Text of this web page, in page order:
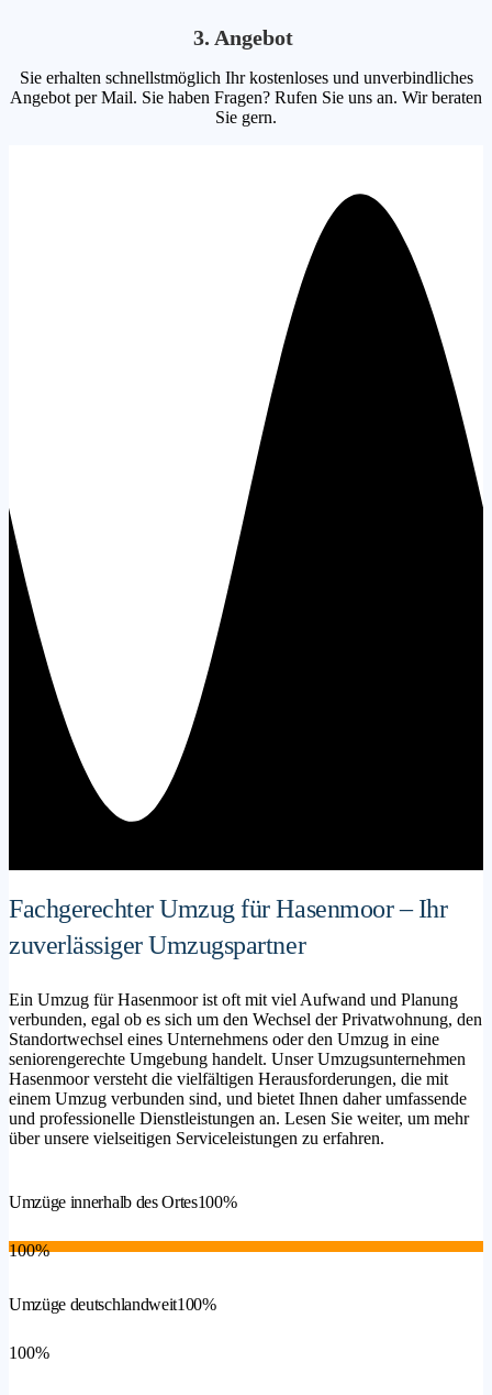
3. Angebot
Sie erhalten schnellstmöglich Ihr kostenloses und unverbindliches
Angebot per Mail. Sie haben Fragen? Rufen Sie uns an. Wir beraten
Sie gern.
Fachgerechter Umzug für Hasenmoor – Ihr
zuverlässiger Umzugspartner
Ein Umzug für Hasenmoor ist oft mit viel Aufwand und Planung
verbunden, egal ob es sich um den Wechsel der Privatwohnung, den
Standortwechsel eines Unternehmens oder den Umzug in eine
seniorengerechte Umgebung handelt. Unser Umzugsunternehmen
Hasenmoor versteht die vielfältigen Herausforderungen, die mit
einem Umzug verbunden sind, und bietet Ihnen daher umfassende
und professionelle Dienstleistungen an. Lesen Sie weiter, um mehr
über unsere vielseitigen Serviceleistungen zu erfahren.
Umzüge innerhalb des Ortes100%
100%
Umzüge deutschlandweit100%
100%